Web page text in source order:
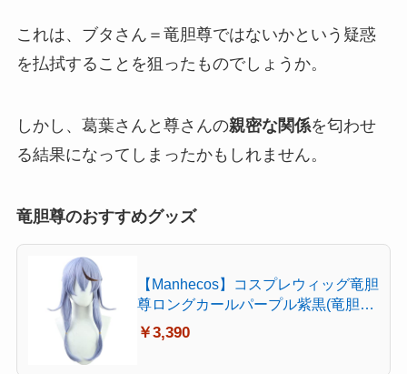
これは、 ブタさん＝竜胆尊ではないかという疑惑
を払拭することを狙ったものでしょうか。
しかし、葛葉さんと尊さんの親密な関係を匂わせ
る結果になってしまったかもしれません。
竜胆尊のおすすめグッズ
【Manhecos】コスプレウィッグ竜胆
尊ロングカールパープル紫黒(竜胆尊)
耐热、漫遊展、文化祭、撮影用、ハ
ロウィンイベント、クリスマス、テ
￥3,390